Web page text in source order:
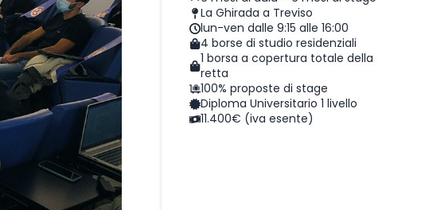
La Ghirada a Treviso
lun-ven dalle 9:15 alle 16:00
4 borse di studio residenziali
1 borsa a copertura totale della
retta
100% proposte di stage
Diploma Universitario 1 livello
11.400€ (iva esente)